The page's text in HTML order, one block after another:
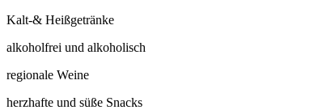
Kalt-& Heißgetränke
alkoholfrei und alkoholisch
regionale Weine
herzhafte und süße Snacks